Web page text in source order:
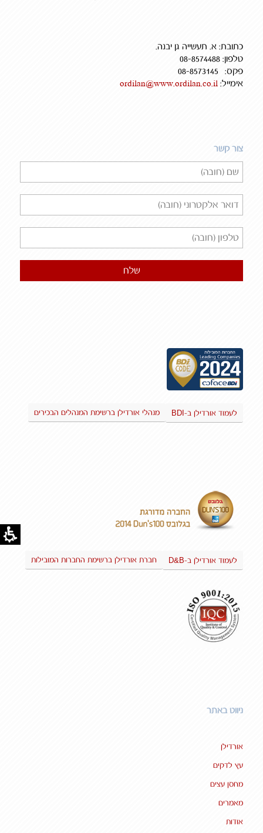
כתובת: א. תעשייה גן יבנה.
טלפון: 08-8574488
פקס: 08-8573145
אימייל: ordilan@www.ordilan.co.il
צור קשר
לעמוד אורדילן ב-BDI מנהלי אורדילן ברשימת המנהלים הבכירים
לעמוד אורדילן ב-D&B חברת אורדילן ברשימת החברות המובילות
ניווט באתר
אורדילן
עץ לדקים
מחסן עצים
מאמרים
אודות